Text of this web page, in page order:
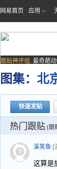
网易首页 应用
跟贴神评组: 最奇葩
场子
图集： 北
快速发贴
热门跟贴 (跟
溪笑鱼 [
这算是